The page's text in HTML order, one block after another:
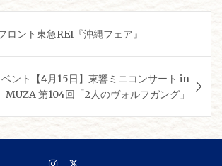
ロント東急REI『沖縄フェア』
ント【4月15日】東響ミニコンサート in
MUZA 第104回「2人のヴォルフガング」